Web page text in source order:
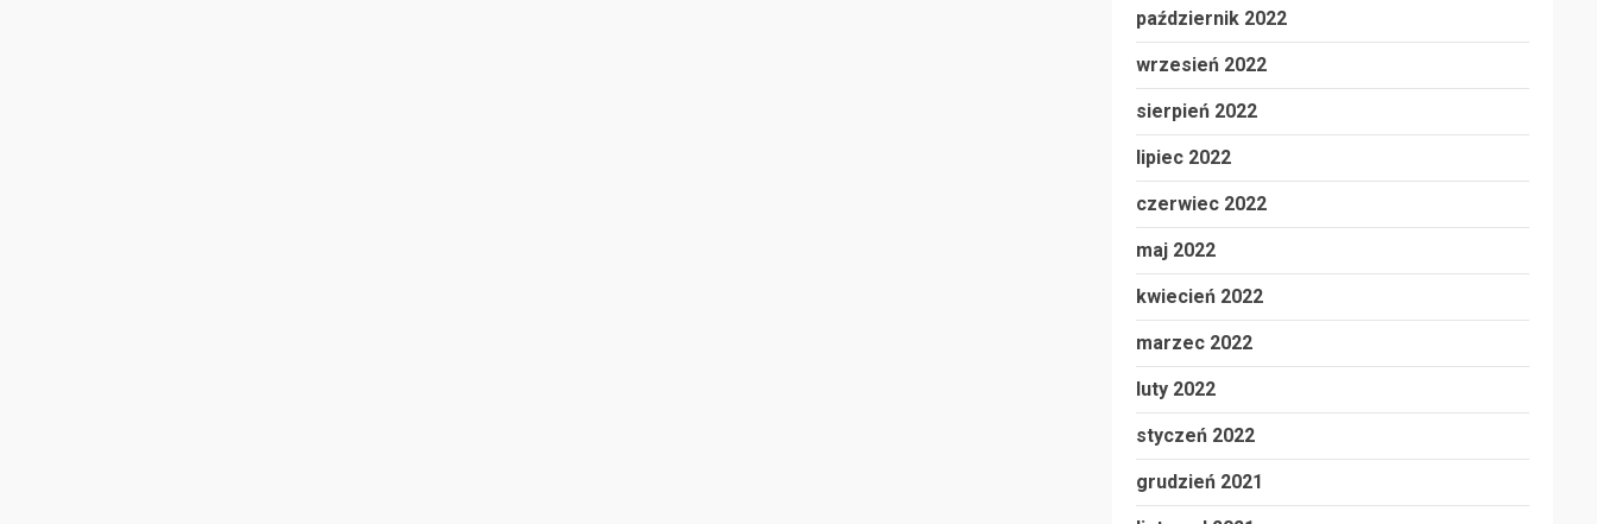
październik 2022
wrzesień 2022
sierpień 2022
lipiec 2022
czerwiec 2022
maj 2022
kwiecień 2022
marzec 2022
luty 2022
styczeń 2022
grudzień 2021